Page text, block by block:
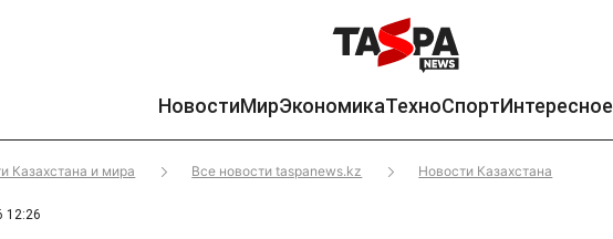
НовостиМирЭкономикаТехноСпортИнтересное
Казахстана и мира Все новости taspanews.kz Новости Казахстана
12:26